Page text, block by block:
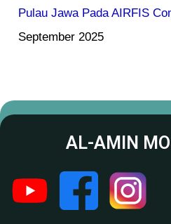
Pulau Jawa Pada AIRFIS
September 2025
AL-AMIN